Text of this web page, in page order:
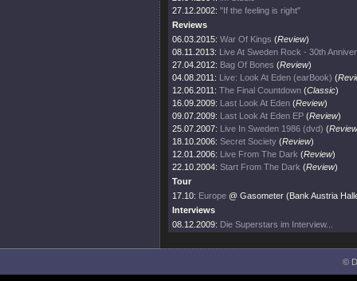
27.12.2002: "If the feeling is right"
Reviews
06.03.2015: War Of Kings (Review)
08.11.2013: Live At Sweden Rock - 30th
27.04.2012: Bag Of Bones (Review)
04.08.2011: Live: Look At Eden (earBook) (
12.06.2011: The Final Countdown (Classic)
16.09.2009: Last Look At Eden (Review)
09.07.2009: Last Look At Eden EP (Review)
25.07.2007: Live In Sweden 1986 (dvd) (Review
18.10.2006: Secret Society (Review)
12.01.2006: Live From The Dark (Review)
22.10.2004: Start From The Dark (Review)
Tour
17.10: Europe @ Gasometer (Bank Austria
Interviews
08.12.2009: Die Superstars im Interview...
©